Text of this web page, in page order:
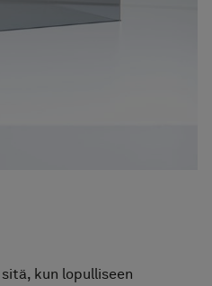
kun lopulliseen